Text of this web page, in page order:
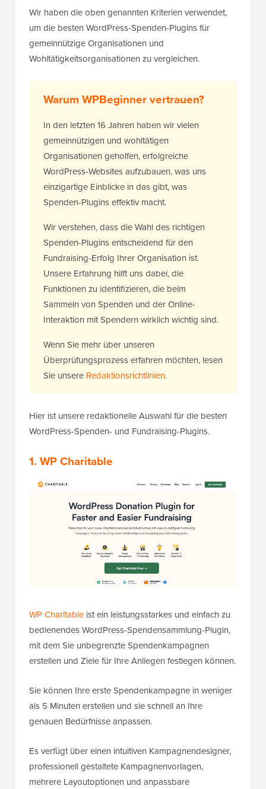
Wir haben die oben genannten Kriterien verwendet,
um die besten WordPress-Spenden-Plugins für
gemeinnützige Organisationen und
Wohltätigkeitsorganisationen zu vergleichen.
Warum WPBeginner vertrauen?
In den letzten 16 Jahren haben wir vielen
gemeinnützigen und wohltätigen
Organisationen geholfen, erfolgreiche
WordPress-Websites aufzubauen, was uns
einzigartige Einblicke in das gibt, was
Spenden-Plugins effektiv macht.
Wir verstehen, dass die Wahl des richtigen
Spenden-Plugins entscheidend für den
Fundraising-Erfolg Ihrer Organisation ist.
Unsere Erfahrung hilft uns dabei, die
Funktionen zu identifizieren, die beim
Sammeln von Spenden und der Online-
Interaktion mit Spendern wirklich wichtig sind.
Wenn Sie mehr über unseren
Überprüfungsprozess erfahren möchten, lesen
Sie unsere Redaktionsrichtlinien.
Hier ist unsere redaktionelle Auswahl für die besten
WordPress-Spenden- und Fundraising-Plugins.
1. WP Charitable
WP Charitable ist ein leistungsstarkes und einfach zu
bedienendes WordPress-Spendensammlung-Plugin,
mit dem Sie unbegrenzte Spendenkampagnen
erstellen und Ziele für Ihre Anliegen festlegen können.
Sie können Ihre erste Spendenkampagne in weniger
als 5 Minuten erstellen und sie schnell an Ihre
genauen Bedürfnisse anpassen.
Es verfügt über einen intuitiven Kampagnendesigner,
professionell gestaltete Kampagnenvorlagen,
mehrere Layoutoptionen und anpassbare